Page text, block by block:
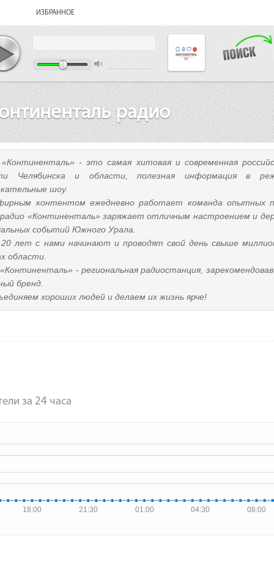
ИЗБРАННОЕ
радио
- это самая хитовая и современная
Челябинска и области, полезная информация в
шоу.
контентом ежедневно работает команда опытных
«Континенталь» заряжает отличным настроением и
событий Южного Урала.
лет с нами начинают и проводят свой день свыше
области.
- региональная радиостанция,
бренд.
хороших людей и делаем их жизнь ярче!
за 24 часа
08:00
04:30
01:00
21:30
18:00